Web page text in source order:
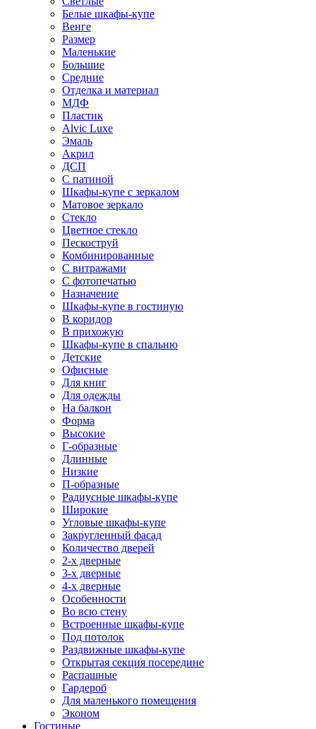
Белые шкафы-купе
Венге
Размер
Маленькие
Большие
Средние
Отделка и материал
МДФ
Пластик
Alvic Luxe
Эмаль
Акрил
ДСП
С патиной
Шкафы-купе с зеркалом
Матовое зеркало
Стекло
Цветное стекло
Пескоструй
Комбинированные
С витражами
С фотопечатью
Назначение
Шкафы-купе в гостиную
В коридор
В прихожую
Шкафы-купе в спальню
Детские
Офисные
Для книг
Для одежды
На балкон
Форма
Высокие
Г-образные
Длинные
Низкие
П-образные
Радиусные шкафы-купе
Широкие
Угловые шкафы-купе
Закругленный фасад
Количество дверей
2-х дверные
3-х дверные
4-х дверные
Особенности
Во всю стену
Встроенные шкафы-купе
Под потолок
Раздвижные шкафы-купе
Открытая секция посередине
Распашные
Гардероб
Для маленького помещения
Эконом
Гостиные